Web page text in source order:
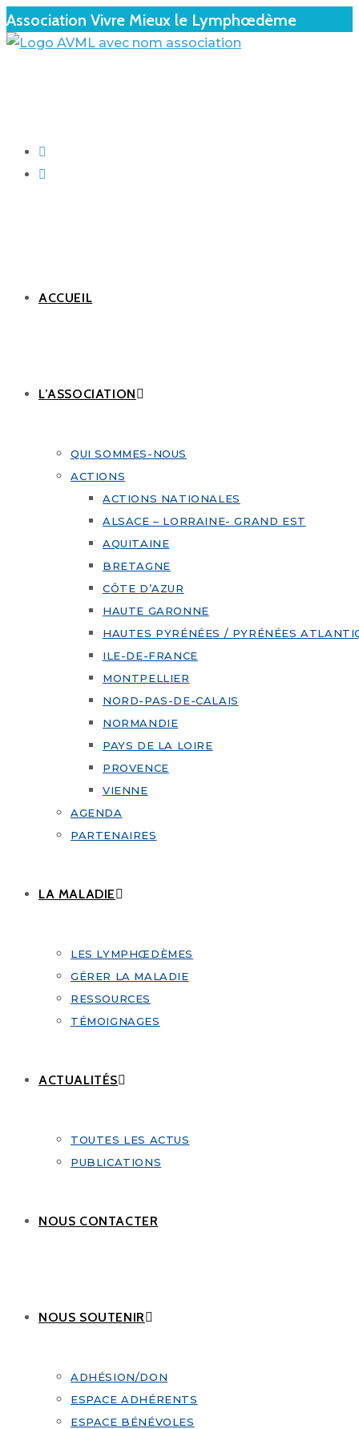
Association Vivre Mieux le Lymphœdème
ACCUEIL
L’ASSOCIATION
QUI SOMMES-NOUS
ACTIONS
ACTIONS NATIONALES
ALSACE – LORRAINE- GRAND EST
AQUITAINE
BRETAGNE
CÔTE D’AZUR
HAUTE GARONNE
HAUTES PYRÉNÉES / PYRÉNÉES
ILE-DE-FRANCE
MONTPELLIER
NORD-PAS-DE-CALAIS
NORMANDIE
PAYS DE LA LOIRE
PROVENCE
VIENNE
AGENDA
PARTENAIRES
LA MALADIE
LES LYMPHŒDÈMES
GÉRER LA MALADIE
RESSOURCES
TÉMOIGNAGES
ACTUALITÉS
TOUTES LES ACTUS
PUBLICATIONS
NOUS CONTACTER
NOUS SOUTENIR
ADHÉSION/DON
ESPACE ADHÉRENTS
ESPACE BÉNÉVOLES